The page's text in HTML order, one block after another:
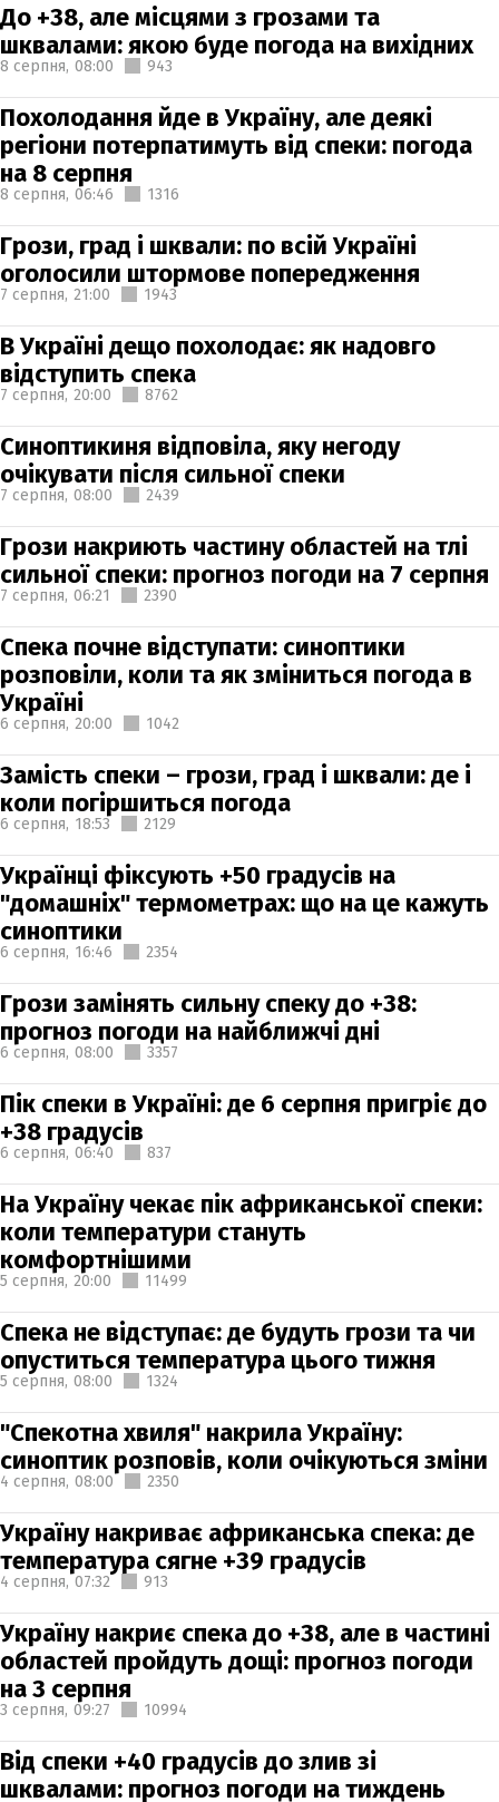
До +38, але місцями з грозами та
шквалами: якою буде погода на вихідних
8 серпня, 08:00 943
Похолодання йде в Україну, але деякі
регіони потерпатимуть від спеки: погода
на 8 серпня
8 серпня, 06:46 1316
Грози, град і шквали: по всій Україні
оголосили штормове попередження
7 серпня, 21:00 1943
В Україні дещо похолодає: як надовго
відступить спека
7 серпня, 20:00 8762
Синоптикиня відповіла, яку негоду
очікувати після сильної спеки
7 серпня, 08:00 2439
Грози накриють частину областей на тлі
сильної спеки: прогноз погоди на 7 серпня
7 серпня, 06:21 2390
Спека почне відступати: синоптики
розповіли, коли та як зміниться погода в
Україні
6 серпня, 20:00 1042
Замість спеки – грози, град і шквали: де і
коли погіршиться погода
6 серпня, 18:53 2129
Українці фіксують +50 градусів на
"домашніх" термометрах: що на це кажуть
синоптики
6 серпня, 16:46 2354
Грози замінять сильну спеку до +38:
прогноз погоди на найближчі дні
6 серпня, 08:00 3357
Пік спеки в Україні: де 6 серпня пригріє до
+38 градусів
6 серпня, 06:40 837
На Україну чекає пік африканської спеки:
коли температури стануть
комфортнішими
5 серпня, 20:00 11499
Спека не відступає: де будуть грози та чи
опуститься температура цього тижня
5 серпня, 08:00 1324
"Спекотна хвиля" накрила Україну:
синоптик розповів, коли очікуються зміни
4 серпня, 08:00 2350
Україну накриває африканська спека: де
температура сягне +39 градусів
4 серпня, 07:32 913
Україну накриє спека до +38, але в частині
областей пройдуть дощі: прогноз погоди
на 3 серпня
3 серпня, 09:27 10994
Від спеки +40 градусів до злив зі
шквалами: прогноз погоди на тиждень